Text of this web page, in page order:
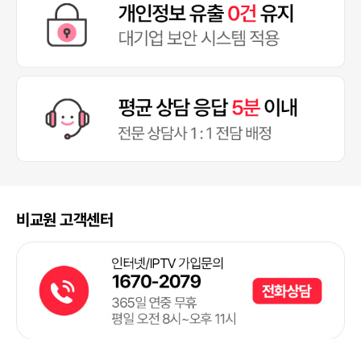
비교원 고객센터